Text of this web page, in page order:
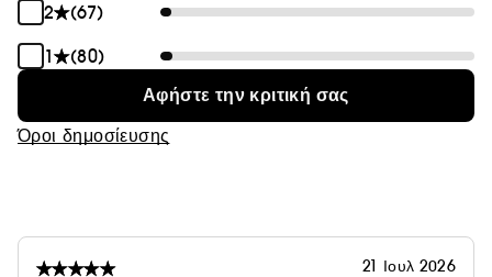
2
(67)
1
(80)
Αφήστε την κριτική σας
Όροι δημοσίευσης
21 Ιουλ 2026